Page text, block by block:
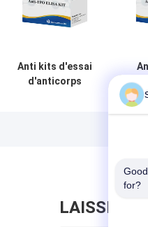
Anti kits d'essai
d'anticorps
Kit
LAISSEZ
for?